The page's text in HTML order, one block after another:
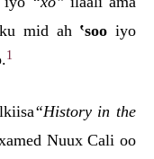
mid ah ‛soo iyo
1
“History in the
Nuux Cali oo